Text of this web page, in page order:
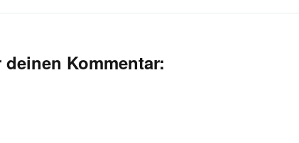
Kommentar: